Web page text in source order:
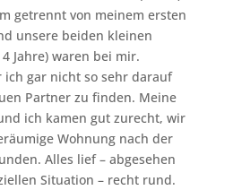
getrennt von meinem ersten
unsere beiden kleinen
Jahre) waren bei mir.
ich gar nicht so sehr darauf
Partner zu finden. Meine
ich kamen gut zurecht, wir
Wohnung nach der
Alles lief – abgesehen
Situation – recht rund.